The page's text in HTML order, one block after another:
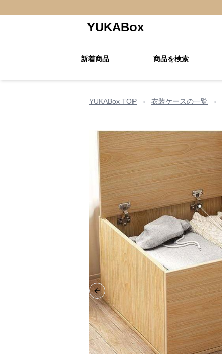
YUKABox
新着商品 商品を検索
YUKABox TOP › 衣装ケースの一覧 ›
Previous slide